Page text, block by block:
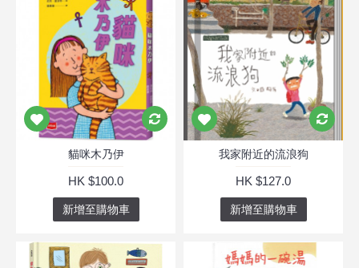
貓咪木乃伊
HK $100.0
新增至購物車
我家附近的流浪狗
HK $127.0
新增至購物車